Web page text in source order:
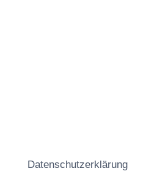
Datenschutzerklärung